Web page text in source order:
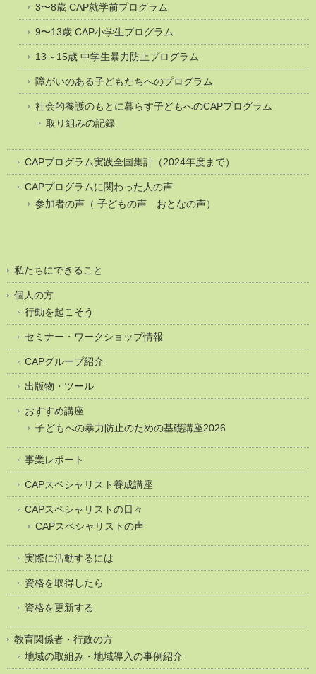
3〜8歳 CAP就学前プログラム
9〜13歳 CAP小学生プログラム
13～15歳 中学生暴力防止プログラム
障がいのある子どもたちへのプログラム
社会的養護のもとに暮らす子どもへのCAPプログラム
取り組みの記録
CAPプログラム実践全国集計（2024年度まで）
CAPプログラムに関わった人の声
参加者の声（ 子どもの声 おとなの声）
私たちにできること
個人の方
行動を起こそう
セミナー・ワークショップ情報
CAPグループ紹介
出版物・ツール
おすすめ講座
子どもへの暴力防止のための基礎講座2026
事業レポート
CAPスペシャリスト養成講座
CAPスペシャリストの日々
CAPスペシャリストの声
実際に活動するには
資格を取得したら
資格を更新する
教育関係者・行政の方
地域の取組み・地域導入の事例紹介